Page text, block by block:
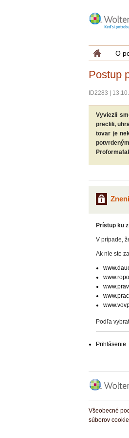
O
Postup
ID2283
Vyviezli
preclili,
tovar je
Prístup ku
V prípade,
Ak nie ste
Podľa
Prihlásenie
Všeobecné
súborov